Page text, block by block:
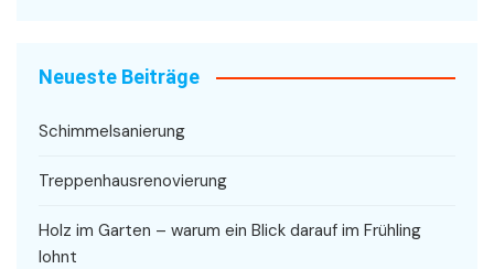
Neueste Beiträge
Schimmelsanierung
Treppenhausrenovierung
Holz im Garten – warum ein Blick darauf im Frühling
lohnt